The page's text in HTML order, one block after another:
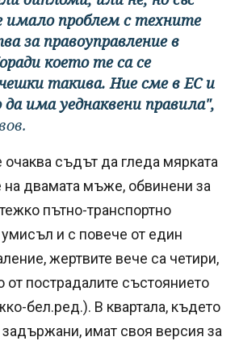
имало проблем с техните
за правоуправление в
което те са се
такива. Ние сме в ЕС и
да има уеднаквени правила",
съдът да гледа мярката
на двамата мъже, обвинени за
пътно-транспортно
и с повече от един
жертвите вече са четири,
от пострадалите състоянието
бел.ред.). В квартала, където
имат своя версия за